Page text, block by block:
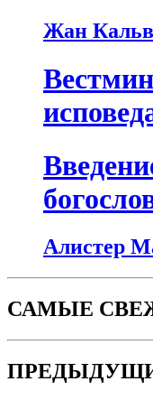
Жан
Алистер
САМЫЕ